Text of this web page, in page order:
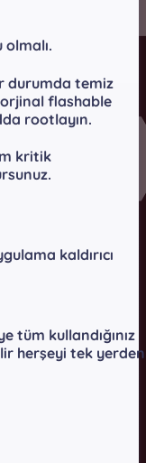
durumda temiz
flashable
rootlayın.​
kritik
kaldırıcı​
tüm kullandığınız
herşeyi tek yerden